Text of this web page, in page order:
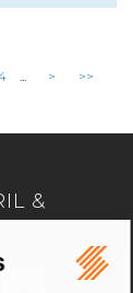
... > >>
&